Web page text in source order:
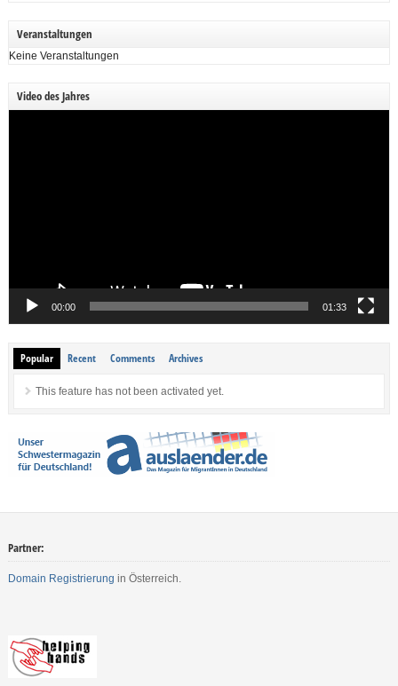
Veranstaltungen
Keine Veranstaltungen
Video des Jahres
00:00 01:33
Popular Recent Comments Archives
This feature has not been activated yet.
Partner:
Domain Registrierung in Österreich.